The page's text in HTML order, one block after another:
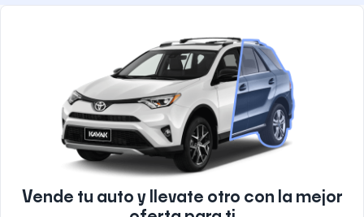
Vende tu auto y llevate otro con la mejor